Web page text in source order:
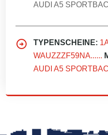
AUDI A5
TYPENSCHEINE:
WAUZZZF59NA......
AUDI A5